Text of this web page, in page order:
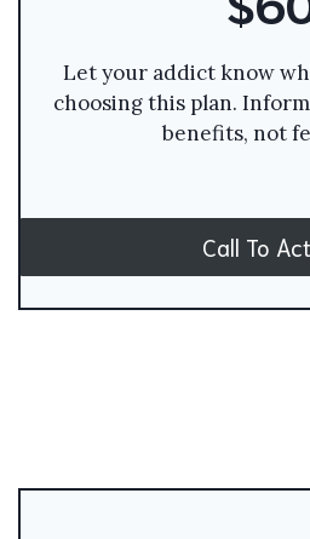
Let your addict know
choosing this plan.
benefits, not
Call To